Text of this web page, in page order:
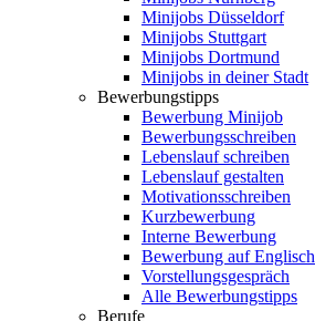
Minijobs Düsseldorf
Minijobs Stuttgart
Minijobs Dortmund
Minijobs in deiner Stadt
Bewerbungstipps
Bewerbung Minijob
Bewerbungsschreiben
Lebenslauf schreiben
Lebenslauf gestalten
Motivationsschreiben
Kurzbewerbung
Interne Bewerbung
Bewerbung auf Englisch
Vorstellungsgespräch
Alle Bewerbungstipps
Berufe